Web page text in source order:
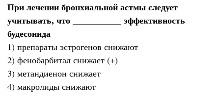
При лечении бронхиальной астмы следует
учитывать, что ___________ эффективность
будесонида
1) препараты эстрогенов снижают
2) фенобарбитал снижает (+)
3) метандиенон снижает
4) макролиды снижают